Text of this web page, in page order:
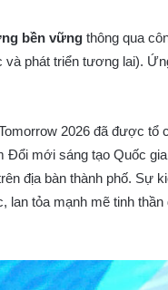
bền vững thông qua
phát triển tương lai).
2026 đã được tổ
Đổi mới sáng tạo Quốc
địa bàn thành phố. Sự
lan tỏa mạnh mẽ tinh